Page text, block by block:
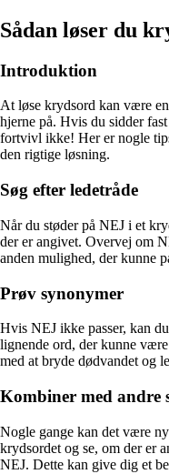
Sådan løser du
Introduktion
At løse krydsord kan være
hjerne på. Hvis du sidder
fortvivl ikke! Her er nogle
den rigtige løsning.
Søg efter ledetråde
Når du støder på NEJ i et
der er angivet. Overvej om
anden mulighed, der kunne
Prøv synonymer
Hvis NEJ ikke passer, kan
lignende ord, der kunne
med at bryde dødvandet og
Kombiner med andre
Nogle gange kan det være
krydsordet og se, om der er
NEJ. Dette kan give dig et